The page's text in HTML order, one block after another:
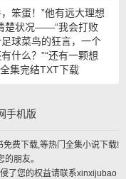
笨蛋！”他有远大理想
楚状况——“我会打败
球菜鸟的狂言，一个
什么？”“还有一颗想
集完结TXT下载
手机版
费下载,等热门全集小说下载!
朋友。
了您的权益请联系xinxijubao